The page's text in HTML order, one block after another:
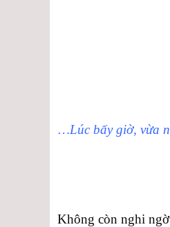
…Lúc bấy giờ, vừa
Không còn nghi